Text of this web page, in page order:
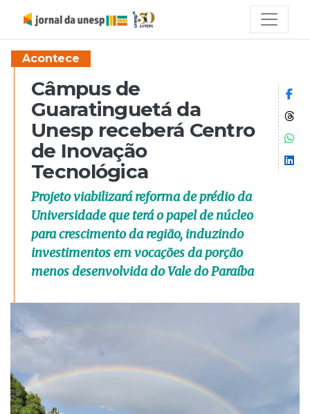
Acontece
Câmpus de
Guaratinguetá da
Unesp receberá Centro
de Inovação
Tecnológica
Projeto viabilizará reforma de prédio da
Universidade que terá o papel de núcleo
para crescimento da região, induzindo
investimentos em vocações da porção
menos desenvolvida do Vale do Paraíba